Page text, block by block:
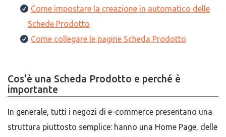
Come impostare la creazione in automatico delle
Schede Prodotto
Come collegare le pagine Scheda Prodotto
Cos'è una Scheda Prodotto e perché è
importante
In generale, tutti i negozi di e-commerce presentano una
struttura piuttosto semplice: hanno una Home Page, delle